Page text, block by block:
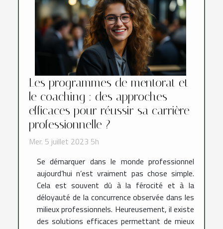
Les programmes de mentorat et
le coaching : des approches
efficaces pour réussir sa carrière
professionnelle ?
Mer. 5 juillet 2023 5h
Se démarquer dans le monde professionnel
aujourd’hui n’est vraiment pas chose simple.
Cela est souvent dû à la férocité et à la
déloyauté de la concurrence observée dans les
milieux professionnels. Heureusement, il existe
des solutions efficaces permettant de mieux